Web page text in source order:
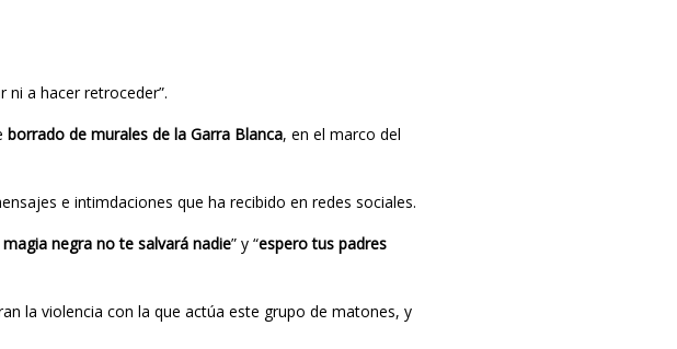
ni a hacer retroceder”.
borrado de murales de la Garra Blanca, en el marco del
e intimdaciones que ha recibido en redes sociales.
negra no te salvará nadie” y “espero tus padres
la violencia con la que actúa este grupo de matones, y